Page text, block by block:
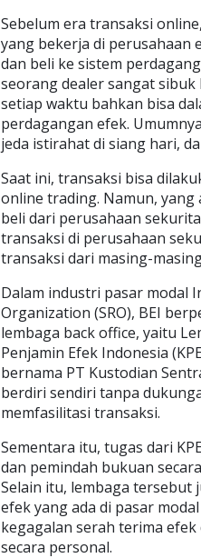
Sebelum era transaksi
yang bekerja di perusahaan
dan beli ke sistem
seorang dealer sangat
setiap waktu bahkan bisa
perdagangan efek.
jeda istirahat di siang hari,
Saat ini, transaksi bisa
online trading. Namun, yang
beli dari perusahaan
transaksi di perusahaan
transaksi dari masing-
Dalam industri pasar modal
Organization (SRO), BEI
lembaga back office, yaitu
Penjamin Efek Indonesia
bernama PT Kustodian
berdiri sendiri tanpa
memfasilitasi transaksi.
Sementara itu, tugas dari
dan pemindah bukuan
Selain itu, lembaga tersebut
efek yang ada di pasar
kegagalan serah terima
secara personal.